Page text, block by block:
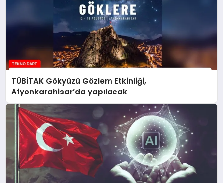
TÜBİTAK Gökyüzü Gözlem Etkinliği,
Afyonkarahisar’da yapılacak